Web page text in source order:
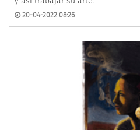
20-04-2022 08:26